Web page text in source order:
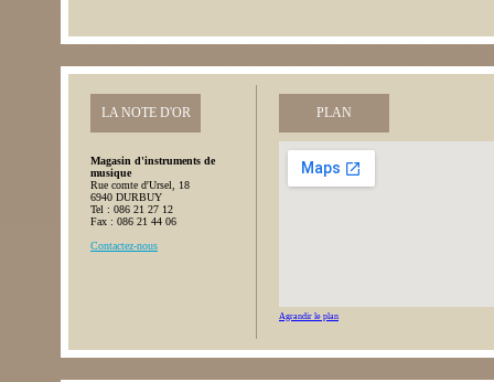
LA NOTE D'OR
Magasin d'instruments de
musique
Rue comte d'Ursel, 18
6940 DURBUY
Tel : 086 21 27 12
Fax : 086 21 44 06
Contactez-nous
PLAN
Agrandir le plan